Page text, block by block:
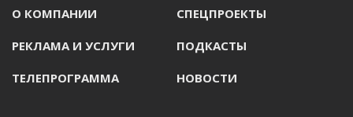
О КОМПАНИИ СПЕЦПРОЕКТЫ
РЕКЛАМА И УСЛУГИ ПОДКАСТЫ
ТЕЛЕПРОГРАММА НОВОСТИ